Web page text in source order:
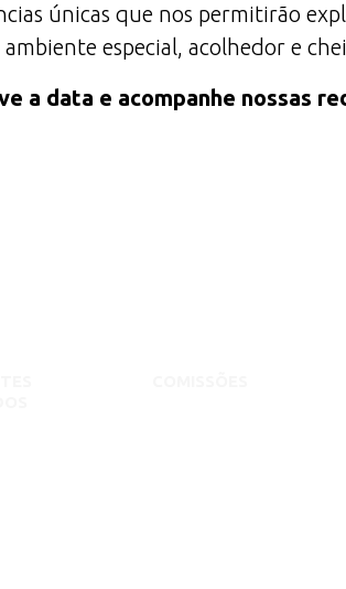
únicas que nos permitirão
ambiente especial, acolhedor e
a data e acompanhe nossas